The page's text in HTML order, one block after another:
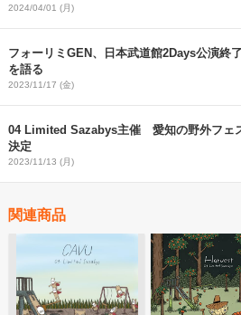
フォーリミここに在り
2024/04/01 (月)
フォーリミGEN、日本武道館2Days公演終
を語る
2023/11/17 (金)
04 Limited Sazabys主催 愛知の野外フェ
決定
2023/11/13 (月)
関連商品